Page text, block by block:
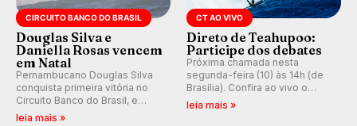
CIRCUITO BANCO DO BRASIL
Douglas Silva e
Daniella Rosas vencem
em Natal
Pernambucano Douglas Silva
conquista primeira vitória no
Circuito Banco do Brasil, e
peruana Daniella Rosas vence
leia mais »
CT AO VIVO
Direto de Teahupoo:
Participe dos debates
Próxima chamada nesta
segunda-feira (10) às 14h (de
Brasília). Confira ao vivo o
Outerknown Tahiti Pro 2026 e
leia mais »